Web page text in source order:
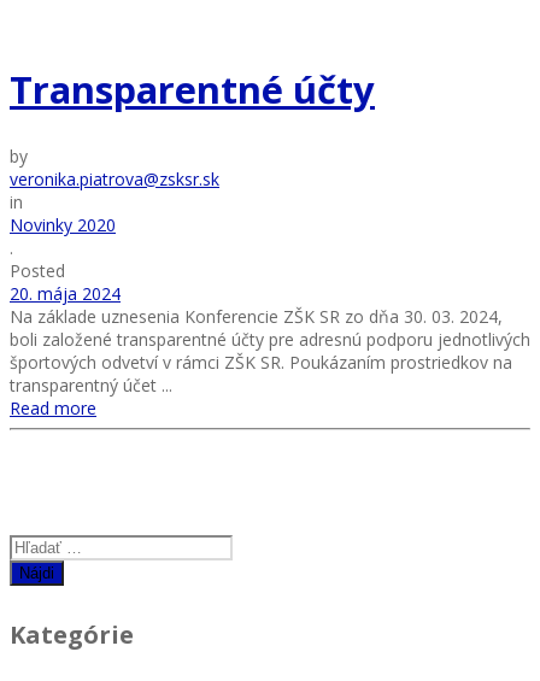
Transparentné účty
by
veronika.piatrova@zsksr.sk
in
Novinky 2020
.
Posted
20. mája 2024
Na základe uznesenia Konferencie ZŠK SR zo dňa 30. 03. 2024,
boli založené transparentné účty pre adresnú podporu jednotlivých
športových odvetví v rámci ZŠK SR. Poukázaním prostriedkov na
transparentný účet ...
Read more
Hľadať:
Kategórie